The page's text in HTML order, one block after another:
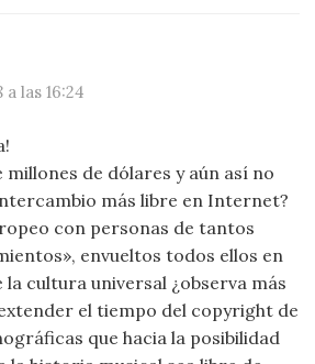
a las 16:24
millones de dólares y aún así no
más libre en Internet?
con personas de tantos
envueltos todos ellos en
cultura universal ¿observa más
el tiempo del copyright de
que hacia la posibilidad